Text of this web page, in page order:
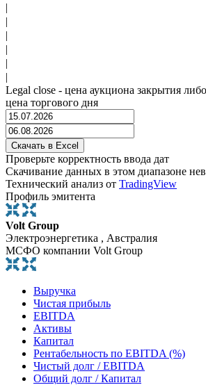
|
|
|
|
|
|
Legal close - цена аукциона закрытия
цена торгового дня
Проверьте корректность ввода дат
Скачивание данных в этом диапазоне
Технический анализ от TradingView
Профиль эмитента
Volt Group
Электроэнергетика , Австралия
МСФО компании Volt Group
Выручка
Чистая прибыль
EBITDA
Активы
Капитал
Рентабельность по EBITDA (%)
Чистый долг / EBITDA
Общий долг / Капитал